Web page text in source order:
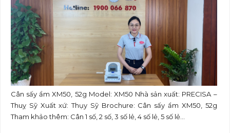
Cân sấy ẩm XM50, 52g Model: XM50 Nhà sản xuất: PRECISA –
Thuỵ Sỹ Xuất xứ: Thụy Sỹ Brochure: Cân sấy ẩm XM50, 52g
Tham khảo thêm: Cân 1 số, 2 số, 3 số lẻ, 4 số lẻ, 5 số lẻ...